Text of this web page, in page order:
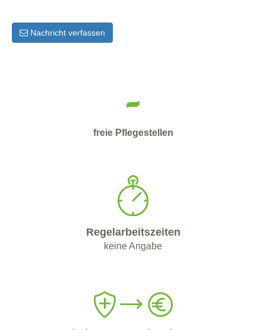
Nachricht verfassen
-
freie Pflegestellen
Regelarbeitszeiten
keine Angabe